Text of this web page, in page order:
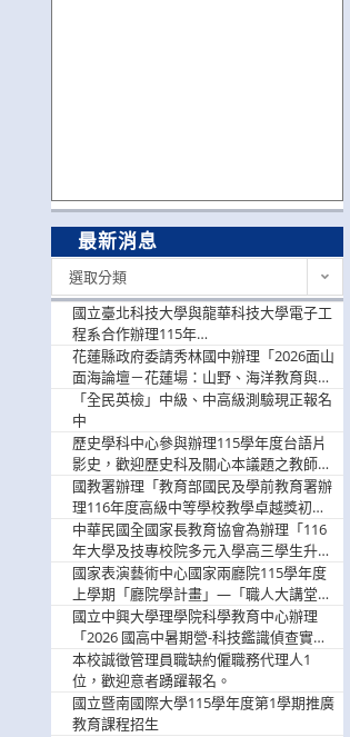
最新消息
選取分類
國立臺北科技大學與龍華科技大學電子工
程系合作辦理115年
「115.08.10~08.12「AI賦能應用於智慧半
導體研習營」，歡迎學生踴躍報名參加
花蓮縣政府委請秀林國中辦理「2026面山
面海論壇－花蓮場：山野、海洋教育與戶
外安全實務課程」，歡迎踴躍報名參加
「全民英檢」中級、中高級測驗現正報名
中
歷史學科中心參與辦理115學年度台語片
影史，歡迎歷史科及關心本議題之教師踴
躍報名參加
國教署辦理「教育部國民及學前教育署辦
理116年度高級中等學校教學卓越獎初選
實施計畫」，鼓勵教師踴躍報名
中華民國全國家長教育協會為辦理「116
年大學及技專校院多元入學高三學生升學
輔導家長說明會」
國家表演藝術中心國家兩廳院115學年度
上學期「廳院學計畫」—「職人大講堂」
及「一日體驗課程」，鼓勵踴躍報名參
與。
國立中興大學理學院科學教育中心辦理
「2026 國高中暑期營-科技鑑識偵查實戰
營」活動資訊，鼓勵學生踴躍報名參加。
本校誠徵管理員職缺約僱職務代理人1
位，歡迎意者踴躍報名。
國立暨南國際大學115學年度第1學期推廣
教育課程招生